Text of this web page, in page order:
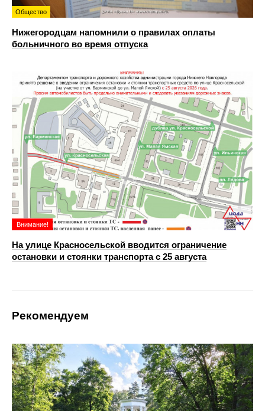
Общество
Нижегородцам напомнили о правилах оплаты
больничного во время отпуска
Внимание!
На улице Красносельской вводится ограничение
остановки и стоянки транспорта с 25 августа
Рекомендуем